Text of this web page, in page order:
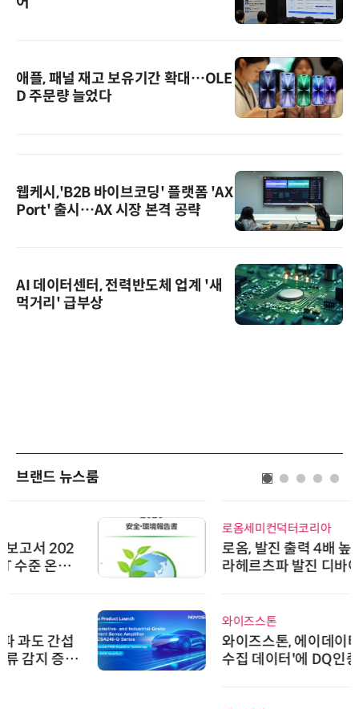
애플, 패널 재고 보유기간 확대…OLE
D 주문량 늘었다
웹케시,'B2B 바이브코딩' 플랫폼 'AX
Port' 출시…AX 시장 본격 공략
AI 데이터센터, 전력반도체 업계 '새
먹거리' 급부상
브랜드 뉴스룸
로옴, 발진 출력 4배 높인 2세대 테
라헤르츠파 발진 디바이스 개발
와이즈스톤, 에이데이타 'SCV 기반
수집 데이터'에 DQ인증 최고 등급